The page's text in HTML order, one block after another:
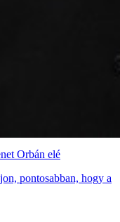
Orbán elé
pontosabban, hogy a